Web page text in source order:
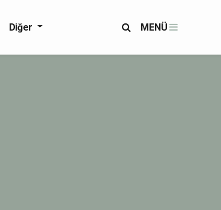
Diğer MENÜ